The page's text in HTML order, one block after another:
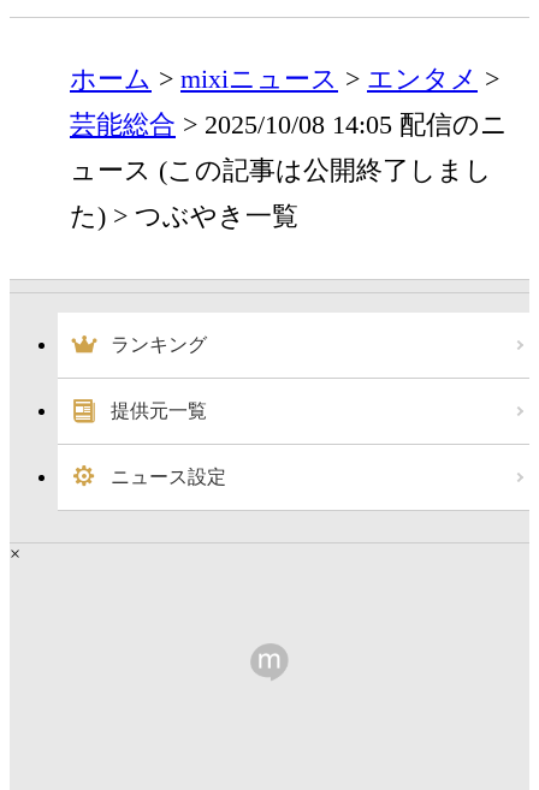
ホーム mixiニュース
エンタメ
芸能総合
2025/10/08 14:05 配信のニ
ュース (この記事は公開終了しまし
た)
つぶやき一覧
ランキング
提供元一覧
ニュース設定
×